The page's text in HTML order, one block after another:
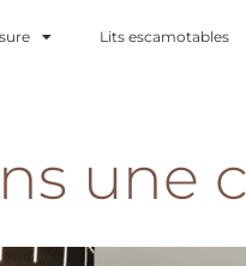
Lits escamotables
une